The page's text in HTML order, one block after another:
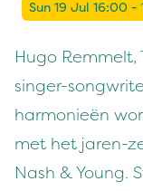
Sun 19 Jul 16:00 -
Hugo
singer-
harmonieën
met het jaren-
Nash & Young.